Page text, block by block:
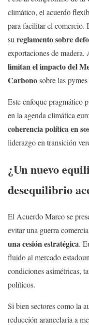
climático, el acuerdo
para facilitar el comercio.
su reglamento sobre
exportaciones de madera.
limitan el impacto del
Carbonosobre las
Este enfoque pragmático
en la agenda climática
coherencia política en
liderazgo en transición
¿Un nuevo
desequilibrio
El Acuerdo Marco se
evitar una guerra
una cesión estratégica.
fluido al mercado
condiciones asimétricas,
políticos.
Si bien sectores como la
reducción arancelaria a